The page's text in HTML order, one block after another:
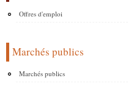
Offres d'emploi
Marchés publics
Marchés publics